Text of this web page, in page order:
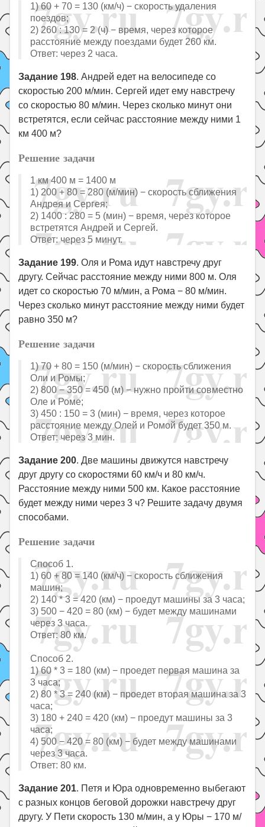
1) 60 + 70 = 130 (км/ч) − скорость удаления
поездов;
2) 260 : 130 = 2 (ч) − время, через которое
расстояние между поездами будет 260 км.
Ответ: через 2 часа.
Задание 198. Андрей едет на велосипеде со
скоростью 200 м/мин. Сергей идет ему навстречу
со скоростью 80 м/мин. Через сколько минут они
встретятся, если сейчас расстояние между ними 1
км 400 м?
Решение задачи
1 км 400 м = 1400 м
1) 200 + 80 = 280 (м/мин) − скорость сближения
Андрея и Сергея;
2) 1400 : 280 = 5 (мин) − время, через которое
встретятся Андрей и Сергей.
Ответ: через 5 минут.
Задание 199. Оля и Рома идут навстречу друг
другу. Сейчас расстояние между ними 800 м. Оля
идет со скоростью 70 м/мин, а Рома − 80 м/мин.
Через сколько минут расстояние между ними будет
равно 350 м?
Решение задачи
1) 70 + 80 = 150 (м/мин) − скорость сближения
Оли и Ромы;
2) 800 − 350 = 450 (м) − нужно пройти совместно
Оле и Роме;
3) 450 : 150 = 3 (мин) − время, через которое
расстояние между Олей и Ромой будет 350 м.
Ответ: через 3 мин.
Задание 200. Две машины движутся навстречу
друг другу со скоростями 60 км/ч и 80 км/ч.
Расстояние между ними 500 км. Какое расстояние
будет между ними через 3 ч? Решите задачу двумя
способами.
Решение задачи
Способ 1.
1) 60 + 80 = 140 (км/ч) − скорость сближения
машин;
2) 140 * 3 = 420 (км) − проедут машины за 3 часа;
3) 500 − 420 = 80 (км) − будет между машинами
через 3 часа.
Ответ: 80 км.
Способ 2.
1) 60 * 3 = 180 (км) − проедет первая машина за
3 часа;
2) 80 * 3 = 240 (км) − проедет вторая машина за 3
часа;
3) 180 + 240 = 420 (км) − проедут машины за 3
часа;
4) 500 − 420 = 80 (км) − будет между машинами
через 3 часа.
Ответ: 80 км.
Задание 201. Петя и Юра одновременно выбегают
с разных концов беговой дорожки навстречу друг
другу. У Пети скорость 130 м/мин, а у Юры − 170 м/